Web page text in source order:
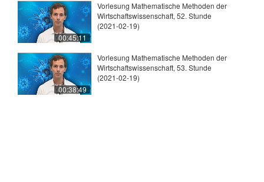
00:45:11
Vorlesung Mathematische Methoden der
Wirtschaftswissenschaft, 52. Stunde
(2021-02-19)
00:38:49
Vorlesung Mathematische Methoden der
Wirtschaftswissenschaft, 53. Stunde
(2021-02-19)